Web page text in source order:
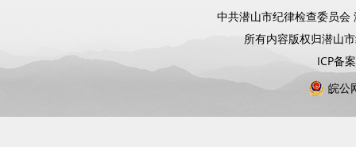
中共潜山市纪律检查委员
所有内容版权归潜山
ICP备
皖公